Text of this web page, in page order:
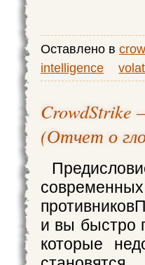
Оставлено в
intelligence
CrowdStrike
(Отчет о
и вы быстро
которые